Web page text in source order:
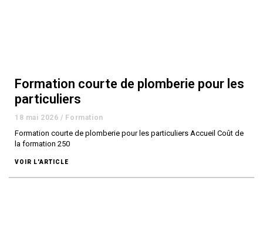
Formation courte de plomberie pour les
particuliers
18 mai 2026 / Formation
Formation courte de plomberie pour les particuliers Accueil Coût de
la formation 250
VOIR L'ARTICLE